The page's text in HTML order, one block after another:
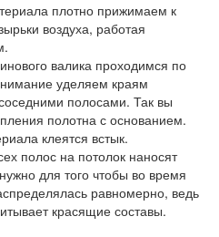
плотно прижимаем к
воздуха, работая
валика проходимся по
уделяем краям
полосами. Так вы
полотна с основанием.
клеятся встык.
полос на потолок наносят
для того чтобы во время
равномерно, ведь
красящие составы.